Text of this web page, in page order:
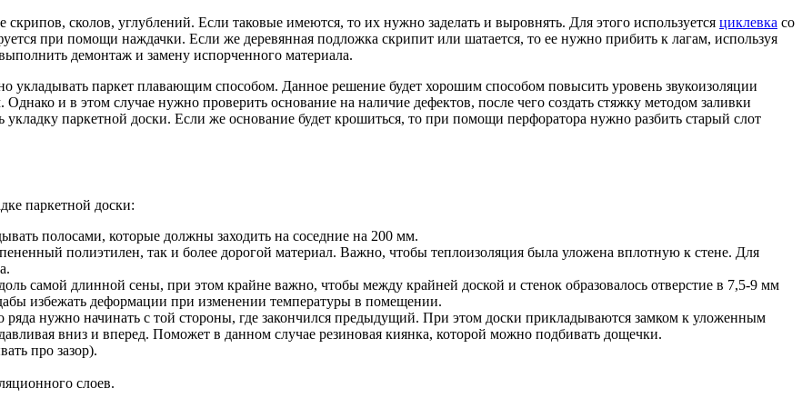
сколов, углублений. Если таковые имеются, то их нужно заделать и выровнять. Для этого используется циклевка со
при помощи наждачки. Если же деревянная подложка скрипит или шатается, то ее нужно прибить к лагам, используя
демонтаж и замену испорченного материала.
паркет плавающим способом. Данное решение будет хорошим способом повысить уровень звукоизоляции
и в этом случае нужно проверить основание на наличие дефектов, после чего создать стяжку методом заливки
паркетной доски. Если же основание будет крошиться, то при помощи перфоратора нужно разбить старый слот
паркетной доски:
полосами, которые должны заходить на соседние на 200 мм.
полиэтилен, так и более дорогой материал. Важно, чтобы теплоизоляция была уложена вплотную к стене. Для
самой длинной сены, при этом крайне важно, чтобы между крайней доской и стенок образовалось отверстие в 7,5-9 мм
избежать деформации при изменении температуры в помещении.
нужно начинать с той стороны, где закончился предыдущий. При этом доски прикладываются замком к уложенным
вниз и вперед. Поможет в данном случае резиновая киянка, которой можно подбивать дощечки.
про зазор).
слоев.